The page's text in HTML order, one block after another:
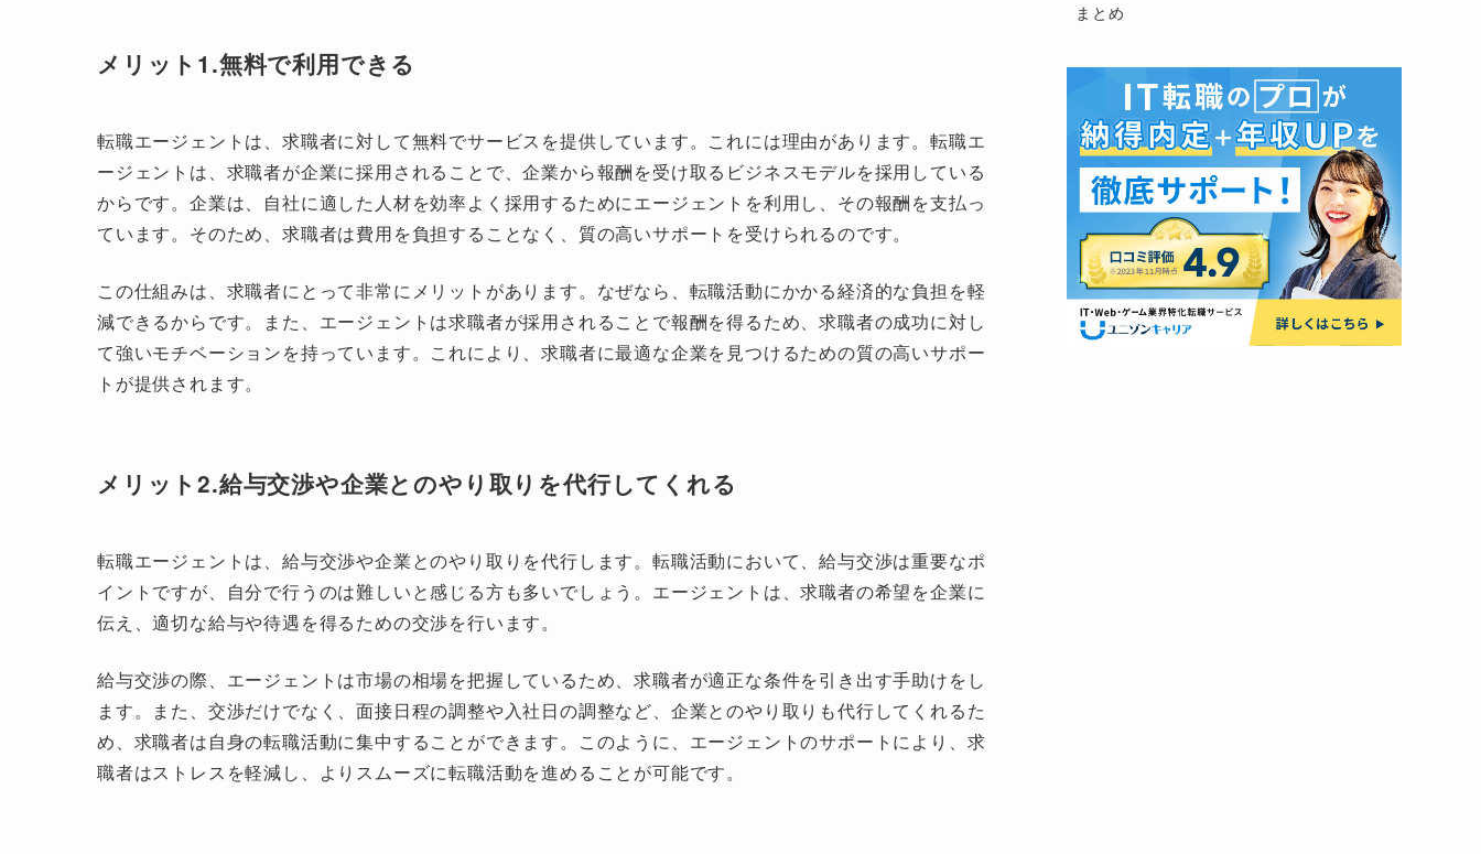
メリット1.無料で利用できる
転職エージェントは、求職者に対して無料でサービスを提供しています。これには理由があります。転職エ
ージェントは、求職者が企業に採用されることで、企業から報酬を受け取るビジネスモデルを採用している
からです。企業は、自社に適した人材を効率よく採用するためにエージェントを利用し、その報酬を支払っ
ています。そのため、求職者は費用を負担することなく、質の高いサポートを受けられるのです。
この仕組みは、求職者にとって非常にメリットがあります。なぜなら、転職活動にかかる経済的な負担を軽
減できるからです。また、エージェントは求職者が採用されることで報酬を得るため、求職者の成功に対し
て強いモチベーションを持っています。これにより、求職者に最適な企業を見つけるための質の高いサポー
トが提供されます。
メリット2.給与交渉や企業とのやり取りを代行してくれる
転職エージェントは、給与交渉や企業とのやり取りを代行します。転職活動において、給与交渉は重要なポ
イントですが、自分で行うのは難しいと感じる方も多いでしょう。エージェントは、求職者の希望を企業に
伝え、適切な給与や待遇を得るための交渉を行います。
給与交渉の際、エージェントは市場の相場を把握しているため、求職者が適正な条件を引き出す手助けをし
ます。また、交渉だけでなく、面接日程の調整や入社日の調整など、企業とのやり取りも代行してくれるた
め、求職者は自身の転職活動に集中することができます。このように、エージェントのサポートにより、求
職者はストレスを軽減し、よりスムーズに転職活動を進めることが可能です。
まとめ